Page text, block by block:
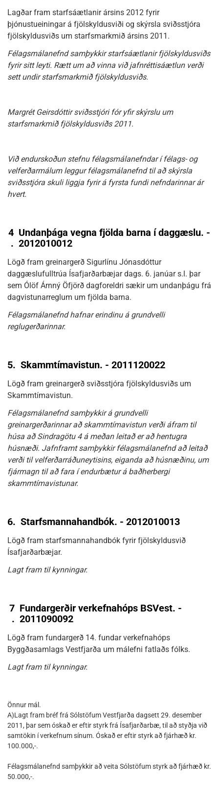
Lagðar fram starfsáætlanir ársins 2012 fyrir
þjónustueiningar á fjölskyldusviði og skýrsla sviðsstjóra
fjölskyldusviðs um starfsmarkmið ársins 2011.
Félagsmálanefnd samþykkir starfsáætlanir fjölskyldusviðs
fyrir sitt leyti. Rætt um að vinna við jafnréttisáætlun verði
sett undir starfsmarkmið fjölskyldusviðs.
Margrét Geirsdóttir sviðsstjóri fór yfir skýrslu um
starfsmarkmið fjölskyldusviðs 2011.
Við endurskoðun stefnu félagsmálanefndar í félags- og
velferðarmálum leggur félagsmálanefnd til að skýrsla
sviðsstjóra skuli liggja fyrir á fyrsta fundi nefndarinnar ár
hvert.
4
.
Undanþága vegna fjölda barna í daggæslu. -
2012010012
Lögð fram greinargerð Sigurlínu Jónasdóttur
daggæslufulltrúa Ísafjarðarbæjar dags. 6. janúar s.l. þar
sem Ólöf Árnný Öfjörð dagforeldri sækir um undanþágu frá
dagvistunarreglum um fjölda barna.
Félagsmálanefnd hafnar erindinu á grundvelli
reglugerðarinnar.
5. Skammtímavistun. - 2011120022
Lögð fram greinargerð sviðsstjóra fjölskyldusviðs um
Skammtímavistun.
Félagsmálanefnd samþykkir á grundvelli
greinargerðarinnar að skammtímavistun verði áfram til
húsa að Sindragötu 4 á meðan leitað er að hentugra
húsnæði. Jafnframt samþykkir félagsmálanefnd að leitað
verði til velferðarráðuneytisins, eiganda að húsnæðinu, um
fjármagn til að fara í endurbætur á baðherbergi
skammtímavistunar.
6. Starfsmannahandbók. - 2012010013
Lögð fram starfsmannahandbók fyrir fjölskyldusvið
Ísafjarðarbæjar.
Lagt fram til kynningar.
7
.
Fundargerðir verkefnahóps BSVest. -
2011090092
Lögð fram fundargerð 14. fundar verkefnahóps
Byggðasamlags Vestfjarða um málefni fatlaðs fólks.
Lagt fram til kynningar.
Önnur mál.
A)Lagt fram bréf frá Sólstöfum Vestfjarða dagsett 29. desember
2011, þar sem óskað er eftir styrk frá Ísafjarðarbæ, til að styðja við
samtökin í verkefnum sínum. Óskað er eftir styrk að fjárhæð kr.
100.000,-.
Félagsmálanefnd samþykkir að veita Sólstöfum styrk að fjárhæð kr.
50.000,-.